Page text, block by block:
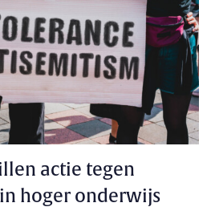
actie tegen
hoger onderwijs